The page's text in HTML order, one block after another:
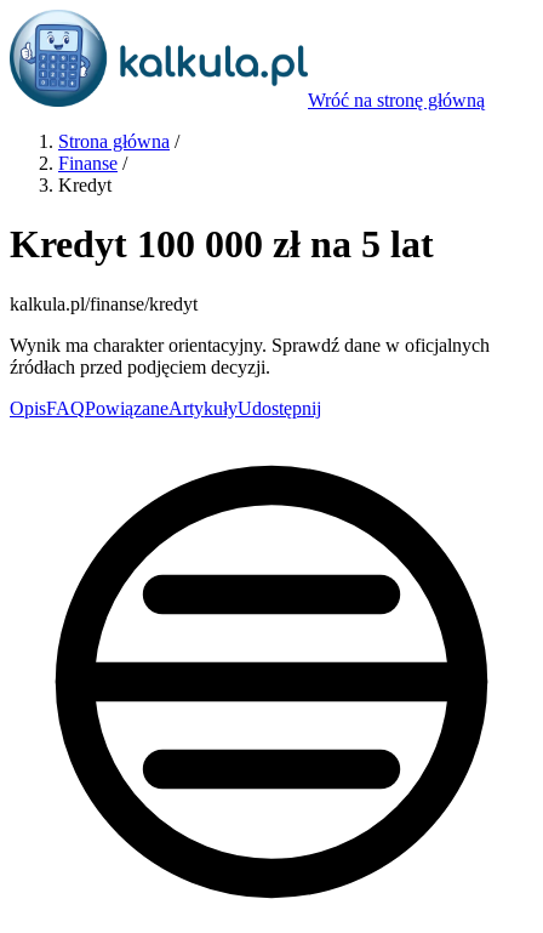
Wróć na stronę główną
Strona główna /
Finanse /
Kredyt
Kredyt 100 000 zł na 5 lat
kalkula.pl/finanse/kredyt
Wynik ma charakter orientacyjny. Sprawdź dane w oficjalnych
źródłach przed podjęciem decyzji.
OpisFAQPowiązaneArtykułyUdostępnij